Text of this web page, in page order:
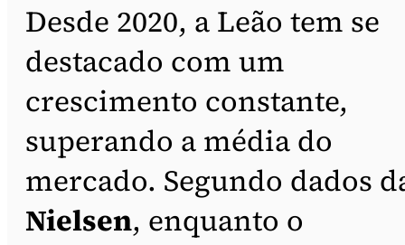
Desde 2020, a Leão tem se
destacado com um
crescimento constante,
superando a média do
mercado. Segundo dados
Nielsen, enquanto o